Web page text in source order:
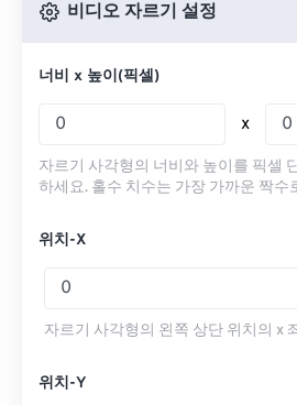
비디오 자르기 설정
너비 x 높이(픽셀)
x
자르기 사각형의 너비와 높이를 픽셀
하세요. 홀수 치수는 가장 가까운 짝수
위치-X
자르기 사각형의 왼쪽 상단 위치의 x
위치-Y